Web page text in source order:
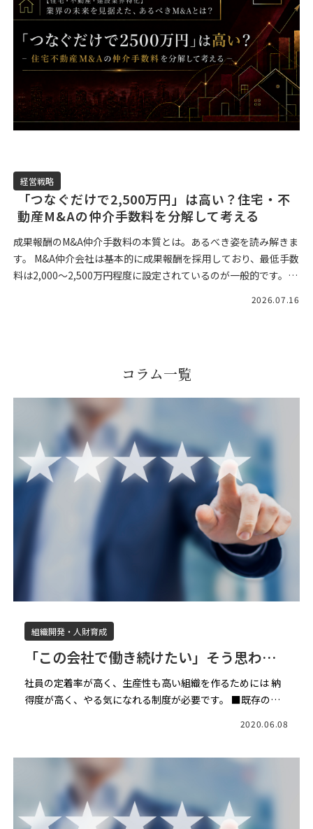
経営戦略
「つなぐだけで2,500万円」は高い？住宅・不
動産M&Aの仲介手数料を分解して考える
成果報酬のM&A仲介手数料の本質とは。あるべき姿を読み解きま
す。 M&A仲介会社は基本的に成果報酬を採用しており、最低手数
料は2,000〜2,500万円程度に設定されているのが一般的です。
2026.07.16
コラム一覧
組織開発・人財育成
「この会社で働き続けたい」そう思わせ
る人事評価制度に作りかえる ーvol.3ー
社員の定着率が高く、生産性も高い組織を作るためには 納
得度が高く、やる気になれる制度が必要です。 ■既存の評
2020.06.08